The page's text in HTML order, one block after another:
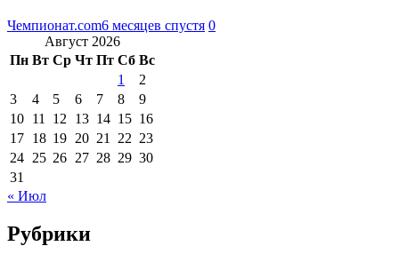
Чемпионат.com6 месяцев спустя 0
Август 2026
Пн Вт Ср Чт Пт Сб Вс
1
2
3
4 5 6 7 8
9
10 11 12 13 14 15 16
17 18 19 20 21 22 23
24 25 26 27 28 29 30
31
« Июл
Рубрики